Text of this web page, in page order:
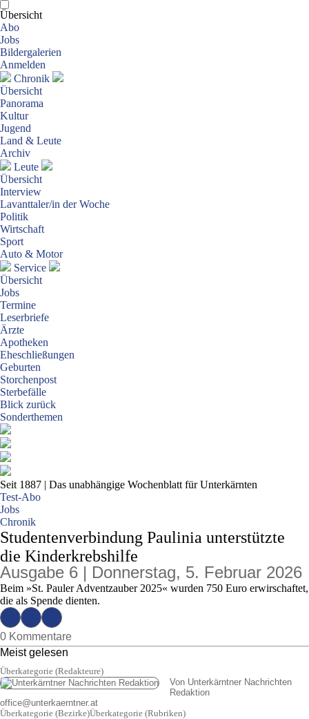
Übersicht
Abo
Jobs
Bildergalerien
Anmelden
Chronik
Übersicht
Panorama
Kultur
Jugend
Land & Leute
Archiv
Leute
Übersicht
Interview
Lavanttaler/in der Woche
Politik
Wirtschaft
Sport
Auto & Motor
Service
Übersicht
Jobs
Termine
Leserbriefe
Ärzte
Apotheken
Eheschließungen
Geburten
Storchenpost
Sterbefälle
Blick zurück
Sonderthemen
Seit 1887 | Das unabhängige Wochenblatt für Unterkärnten
Test-Abo
Jobs
Chronik
Studentenverbindung Paulinia unterstützte
die Kinderkrebshilfe
Ausgabe 6 | Donnerstag, 5. Februar 2026
Beim »St. Pauler Adventzauber 2025« wurden 750 Euro erwirschaftet,
die als Spende dienten.
0 Kommentare
Meist gelesen
Überkategorie (Redakteure)
Von Unterkärntner Nachrichten
Redaktion
office@unterkaerntner.at
Überkategorie (Bezirke)Überkategorie (Rubriken)